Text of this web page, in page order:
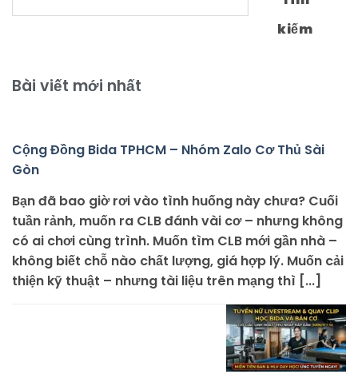
kiếm
Bài viết mới nhất
Cộng Đồng Bida TPHCM – Nhóm Zalo Cơ Thủ Sài
Gòn
Bạn đã bao giờ rơi vào tình huống này chưa? Cuối
tuần rảnh, muốn ra CLB đánh vài cơ – nhưng không
có ai chơi cùng trình. Muốn tìm CLB mới gần nhà –
không biết chỗ nào chất lượng, giá hợp lý. Muốn cải
thiện kỹ thuật – nhưng tài liệu trên mạng thì [...]